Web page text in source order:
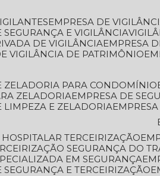
EMPRESA DE
SEGURANÇA E VIGILÂNCIA
DE VIGILÂNCIA
EMPRESA
VIGILÂNCIA DE PATRIMÔNIO
ZELADORIA PARA CONDOMÍNIO
ZELADORIA
EMPRESA DE
LIMPEZA E ZELADORIA
HOSPITALAR TERCEIRIZAÇÃO
SEGURANÇA DO
EM SEGURANÇA
SEGURANÇA E TERCEIRIZAÇÃO